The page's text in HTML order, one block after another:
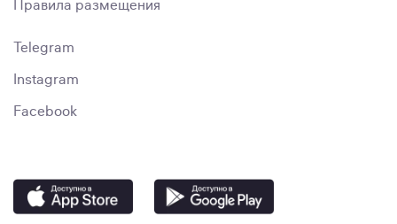
Правила размещения
Telegram
Instagram
Facebook